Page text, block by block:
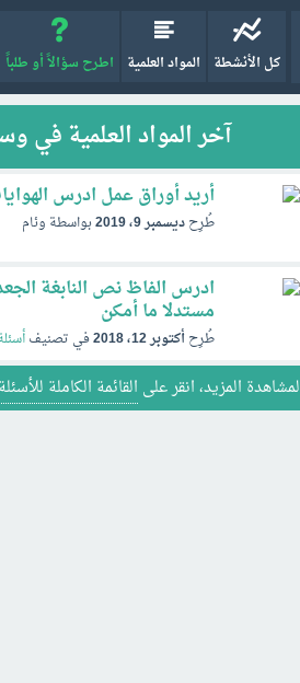
كل الأنشطة المواد العلمية اطرح سؤالاً أو طلباً
آخر المواد العلمية في
أريد أوراق عمل ادرس
طُرِحديسمبر 9، 2019 بواسطة وئام
ادرس الفاظ نص النابغة
مستدلا ما أمكن
طُرِحأكتوبر 12، 2018 في تصنيف
لمشاهدة المزيد، انقر على القائمة الكاملة للأسئلة